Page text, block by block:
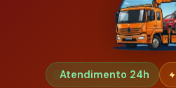
Atendimento 24h